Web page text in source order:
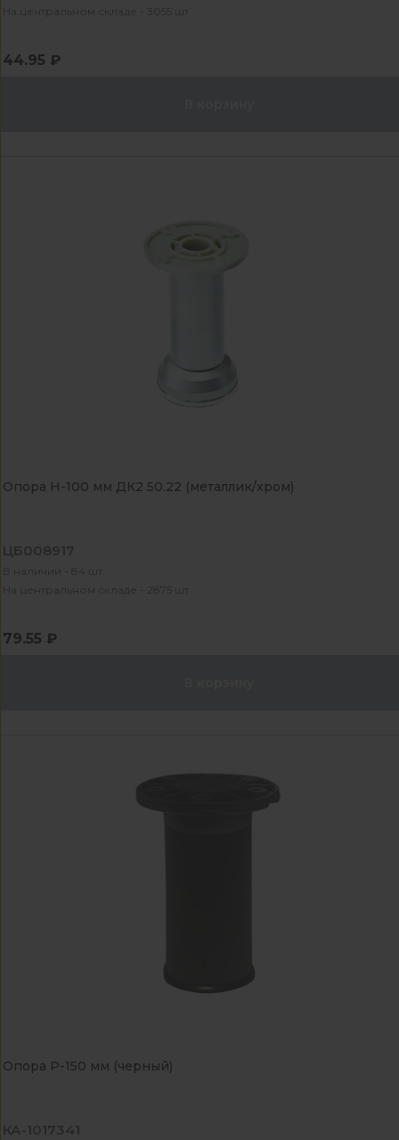
На центральном складе - 3055 шт
44.95 ₽
Опора Н-100 мм ДК2 50.22 (металлик/хром)
ЦБ008917
В наличии - 84 шт
На центральном складе - 2875 шт
79.55 ₽
Опора Р-150 мм (черный)
КА-1017341